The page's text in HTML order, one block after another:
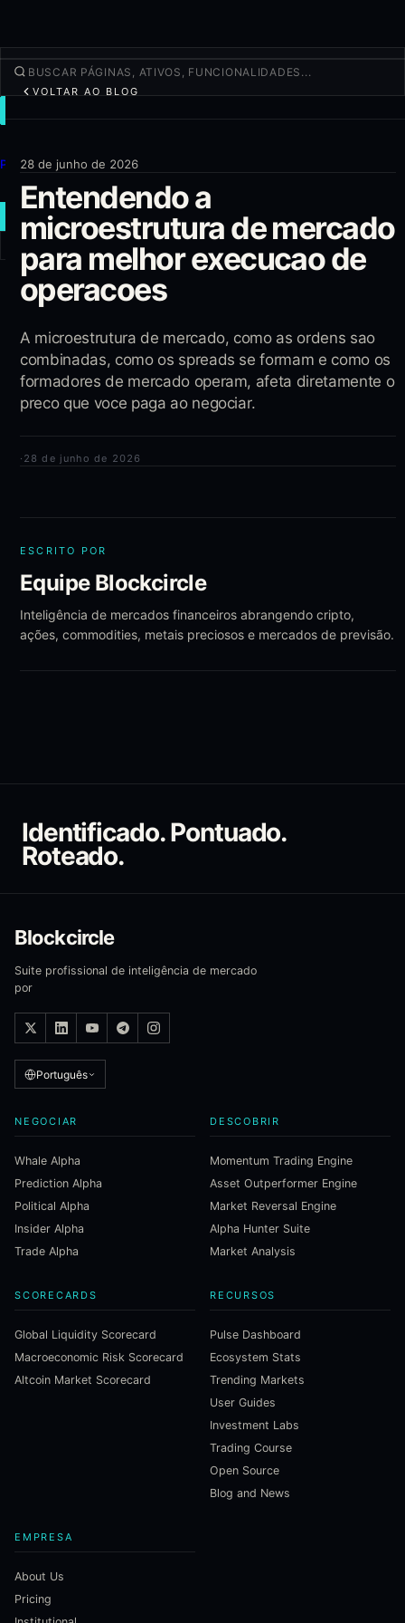
Produtos
Mais
NOVA OPERAÇÃO
Entrar
VOLTAR AO BLOG
28 de junho de 2026
Entendendo a
microestrutura de mercado
para melhor execucao de
operacoes
A microestrutura de mercado, como as ordens sao
combinadas, como os spreads se formam e como os
formadores de mercado operam, afeta diretamente o
preco que voce paga ao negociar.
· 28 de junho de 2026
ESCRITO POR
Equipe Blockcircle
Inteligência de mercados financeiros abrangendo cripto,
ações, commodities, metais preciosos e mercados de previsão.
Identificado. Pontuado.
Roteado.
Blockcircle
Suite profissional de inteligência de mercado
por
Português
NEGOCIAR
Whale Alpha
Prediction Alpha
Political Alpha
Insider Alpha
Trade Alpha
DESCOBRIR
Momentum Trading Engine
Asset Outperformer Engine
Market Reversal Engine
Alpha Hunter Suite
Market Analysis
SCORECARDS
Global Liquidity Scorecard
Macroeconomic Risk Scorecard
Altcoin Market Scorecard
RECURSOS
Pulse Dashboard
Ecosystem Stats
Trending Markets
User Guides
Investment Labs
Trading Course
Open Source
Blog and News
EMPRESA
About Us
Pricing